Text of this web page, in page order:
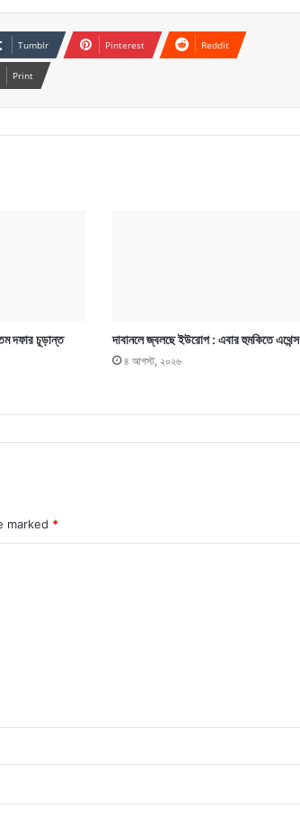
Tumblr Pinterest Reddit
Print
দফার চূড়ান্ত
দাবানলে জ্বলছে ইউরোপ : এবার হুমকিতে এথেন্স
৪ আগস্ট, ২০২৬
marked *